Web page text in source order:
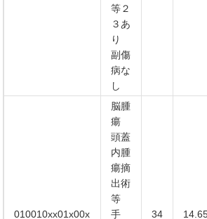
等２
３あ
り
副傷
病な
し
010010xx01x00x
脳腫
瘍
頭蓋
内腫
瘍摘
出術
等
手
34